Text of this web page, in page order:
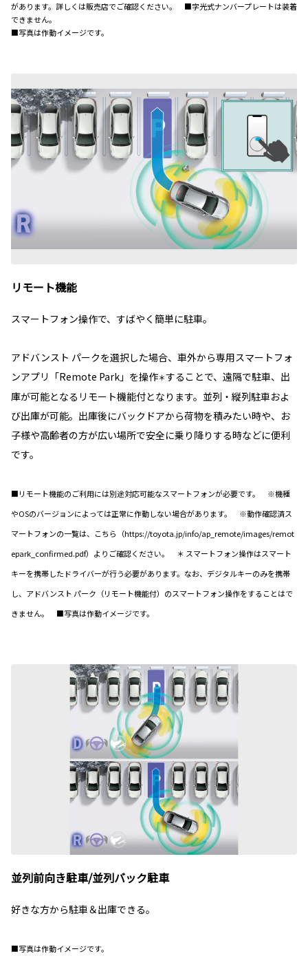
があります。詳しくは販売店でご確認ください。 ■字光式ナンバープレートは装着
できません。
■写真は作動イメージです。
リモート機能
スマートフォン操作で、すばやく簡単に駐車。
アドバンスト パークを選択した場合、車外から専用スマートフォ
ンアプリ「Remote Park」を操作＊することで、遠隔で駐車、出
庫が可能となるリモート機能付となります。並列・縦列駐車およ
び出庫が可能。出庫後にバックドアから荷物を積みたい時や、お
子様や高齢者の方が広い場所で安全に乗り降りする時などに便利
です。
■リモート機能のご利用には別途対応可能なスマートフォンが必要です。 ※機種
やOSのバージョンによっては正常に作動しない場合があります。 ※動作確認済ス
マートフォンの一覧は、こちら（https://toyota.jp/info/ap_remote/images/remot
epark_confirmed.pdf）よりご確認ください。 ＊ スマートフォン操作はスマート
キーを携帯したドライバーが行う必要があります。なお、デジタルキーのみを携帯
し、アドバンスト パーク（リモート機能付）のスマートフォン操作をすることはで
きません。 ■写真は作動イメージです。
並列前向き駐車/並列バック駐車
好きな方から駐車＆出庫できる。
■写真は作動イメージです。